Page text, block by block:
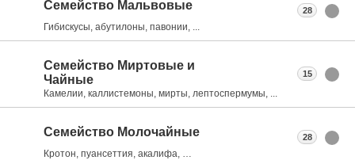
Семейство Мальвовые
Гибискусы, абутилоны, павонии, ...
28
Семейство Миртовые и
Чайные
Камелии, каллистемоны, мирты, лептоспермумы, ...
15
Семейство Молочайные
Кротон, пуансеттия, акалифа, …
28